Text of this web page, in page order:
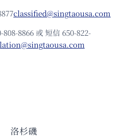
classified@singtaousa.com
808-8866 或 短信 650-822-
洛杉磯